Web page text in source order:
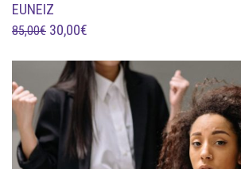
EUNEIZ
85,00€ EL
ORIGINAL
ERA:
30,00€
ACTUAL
ES:
30,00€.